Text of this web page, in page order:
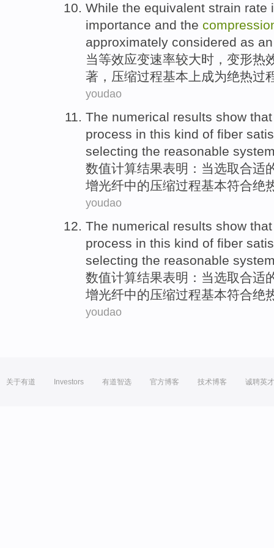
While the equivalent strain rate
importance and the
approximately considered as
当等效应变速率较大时，变形热
著， 压缩过程基本上成为绝热过
youdao
The numerical results show that
process in this kind of fiber
selecting the reasonable
数值计算结果表明 ：当选取合适
增光纤中的压缩过程基本符合绝
youdao
The numerical results show that
process in this kind of fiber
selecting the reasonable
数值计算结果表明 ：当选取合适
增光纤中的压缩过程基本符合绝
youdao
关于有道 Investors 有道智选 官方博客 技术博客 诚聘英才